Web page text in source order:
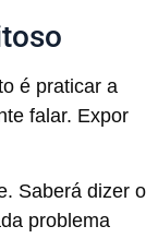
é praticar a
falar. Expor
Saberá dizer o
problema